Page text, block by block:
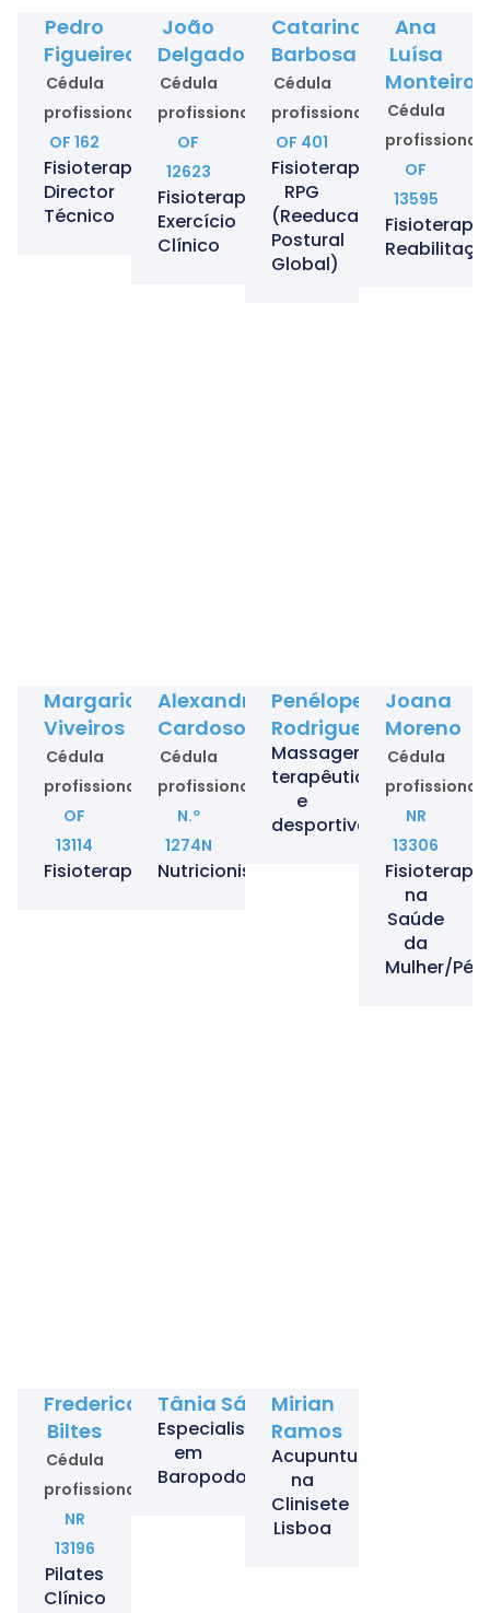
Pedro
Figueiredo
Cédula
profissional
OF 162
Fisioterapeuta
Director
Técnico
João
Delgado
Cédula
profissional
OF
12623
Fisioterapeuta
Exercício
Clínico
Catarina
Barbosa
Cédula
profissional
OF 401
Fisioterapeuta
RPG
(Reeducação
Postural
Global)
Ana
Luísa
Monteiro
Cédula
profissional
OF
13595
Margarida
Viveiros
Cédula
profissional
OF
13114
Fisioterapeuta
Alexandra
Cardoso
Cédula
profissional
N.º
1274N
Nutricionista
Penélope
Rodrigues
Massagem
terapêutica
e
desportiva
Joana
Moreno
Cédula
profissional
NR
13306
na
Saúde
da
Mulher/
Frederica
Biltes
Cédula
profissional
NR
13196
Pilates
Clínico
Tânia Sá
Especialista
em
Baropodometria
Mirian
Ramos
Acupuntura
na
Clinisete
Lisboa